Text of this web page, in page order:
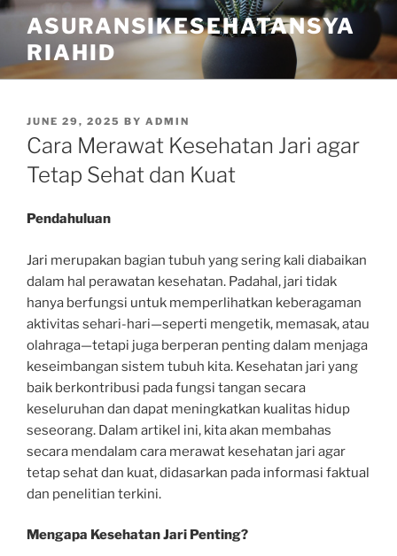
Skip
content
ASURANSIKESEHATANSYA
RIAHID
POSTED
ON
JUNE 29, 2025 BY ADMIN
Cara Merawat Kesehatan Jari agar
Tetap Sehat dan Kuat
Pendahuluan
Jari merupakan bagian tubuh yang sering kali diabaikan
dalam hal perawatan kesehatan. Padahal, jari tidak
hanya berfungsi untuk memperlihatkan keberagaman
aktivitas sehari-hari—seperti mengetik, memasak, atau
olahraga—tetapi juga berperan penting dalam menjaga
keseimbangan sistem tubuh kita. Kesehatan jari yang
baik berkontribusi pada fungsi tangan secara
keseluruhan dan dapat meningkatkan kualitas hidup
seseorang. Dalam artikel ini, kita akan membahas
secara mendalam cara merawat kesehatan jari agar
tetap sehat dan kuat, didasarkan pada informasi faktual
dan penelitian terkini.
Mengapa Kesehatan Jari Penting?